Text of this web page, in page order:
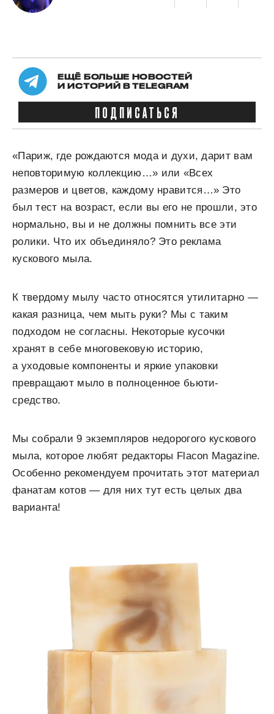
ЕЩЁ БОЛЬШЕ НОВОСТЕЙ
И ИСТОРИЙ В TELEGRAM
ПОДПИСАТЬСЯ
«Париж, где рождаются мода и духи, дарит вам
неповторимую коллекцию…» или «Всех
размеров и цветов, каждому нравится…» Это
был тест на возраст, если вы его не прошли, это
нормально, вы и не должны помнить все эти
ролики. Что их объединяло? Это реклама
кускового мыла.
К твердому мылу часто относятся утилитарно —
какая разница, чем мыть руки? Мы с таким
подходом не согласны. Некоторые кусочки
хранят в себе многовековую историю,
а уходовые компоненты и яркие упаковки
превращают мыло в полноценное бьюти-
средство.
Мы собрали 9 экземпляров недорогого кускового
мыла, которое любят редакторы Flacon Magazine.
Особенно рекомендуем прочитать этот материал
фанатам котов — для них тут есть целых два
варианта!